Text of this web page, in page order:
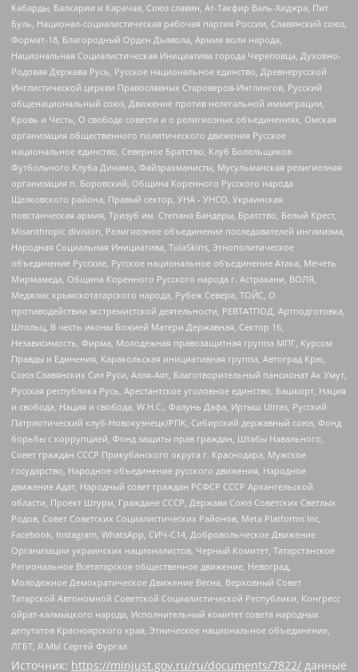
Кабарды, Балкарии и Карачая, Союз славян, Ат-Такфир Валь-Хиджра, Пит
Буль, Национал-социалистическая рабочая партия России, Славянский союз,
Формат-18, Благородный Орден Дьявола, Армия воли народа,
Национальная Социалистическая Инициатива города Череповца, Духовно-
Родовая Держава Русь, Русское национальное единство, Древнерусской
Инглистической церкви Православных Староверов-Инглингов, Русский
общенациональный союз, Движение против нелегальной иммиграции,
Кровь и Честь, О свободе совести и о религиозных объединениях, Омская
организация общественного политического движения Русское
национальное единство, Северное Братство, Клуб Болельщиков
Футбольного Клуба Динамо, Файзрахманисты, Мусульманская религиозная
организация п. Боровский, Община Коренного Русского народа
Щелковского района, Правый сектор, УНА - УНСО, Украинская
повстанческая армия, Тризуб им. Степана Бандеры, Братство, Белый Крест,
Misanthropic division, Религиозное объединение последователей инглиизма,
Народная Социальная Инициатива, TulaSkins, Этнополитическое
объединение Русские, Русское национальное объединение Атака, Мечеть
Мирмамеда, Община Коренного Русского народа г. Астрахани, ВОЛЯ,
Меджлис крымскотатарского народа, Рубеж Севера, ТОЙС, О
противодействии экстремистской деятельности, РЕВТАТПОД, Артподготовка,
Штольц, В честь иконы Божией Матери Державная, Сектор 16,
Независимость, Фирма, Молодежная правозащитная группа МПГ, Курсом
Правды и Единения, Каракольская инициативная группа, Автоград Крю,
Союз Славянских Сил Руси, Алля-Аят, Благотворительный пансионат Ак Умут,
Русская республика Русь, Арестантское уголовное единство, Башкорт, Нация
и свобода, Нация и свобода, W.H.С., Фалунь Дафа, Иртыш Ultras, Русский
Патриотический клуб-Новокузнецк/РПК, Сибирский державный союз, Фонд
борьбы с коррупцией, Фонд защиты прав граждан, Штабы Навального,
Совет граждан СССР Прикубанского округа г. Краснодара, Мужское
государство, Народное объединение русского движения, Народное
движение Адат, Народный совет граждан РСФСР СССР Архангельской
области, Проект Штурм, Граждане СССР, Держава Союз Советских Светлых
Родов, Совет Советских Социалистических Районов, Meta Platforms Inc,
Facebook, Instagram, WhatsApp, СИЧ-С14, Добровольческое Движение
Организации украинских националистов, Черный Комитет, Татарстанское
Региональное Всетатарское общественное движение, Невоград,
Молодежное Демократическое Движение Весна, Верховный Совет
Татарской Автономной Советской Социалистической Республики, Конгресс
ойрат-калмыцкого народа, Исполнительный комитет совета народных
депутатов Красноярского края, Этническое национальное объединение,
ЛГБТ, Я.МЫ Сергей Фургал
Источник: https://minjust.gov.ru/ru/documents/7822/ данные